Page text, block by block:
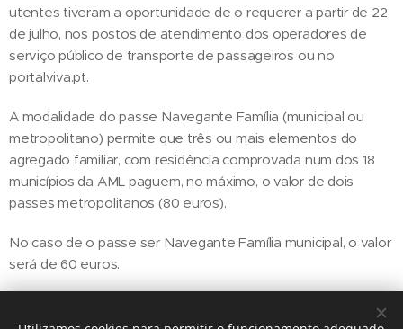
utentes tiveram a oportunidade de o requerer a partir de 22
de julho, nos postos de atendimento dos operadores de
serviço público de transporte de passageiros ou no
portalviva.pt.
A modalidade do passe Navegante Família (municipal ou
metropolitano) permite que três ou mais elementos do
agregado familiar, com residência comprovada num dos 18
municípios da AML paguem, no máximo, o valor de dois
passes metropolitanos (80 euros).
No caso de o passe ser Navegante Família municipal, o valor
será de 60 euros.